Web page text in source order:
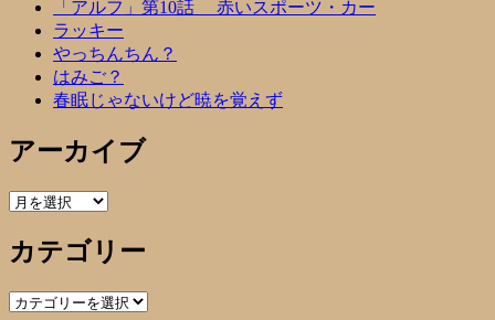
「アルフ」第10話 赤いスポーツ・カー
ラッキー
やっちんちん？
はみご？
春眠じゃないけど暁を覚えず
アーカイブ
ア
カ
イ
ブ
カテゴリー
カ